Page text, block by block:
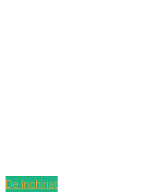
De închiriat